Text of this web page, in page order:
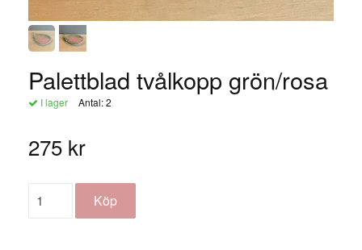
Palettblad tvålkopp grön/rosa
I lager Antal:2
275 kr